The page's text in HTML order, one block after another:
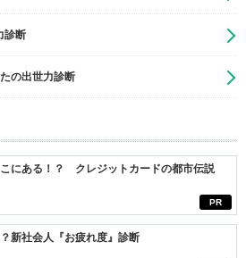
診断
の出世力診断
PR
にある！？ クレジットカードの都市伝説
新社会人『お疲れ度』診断